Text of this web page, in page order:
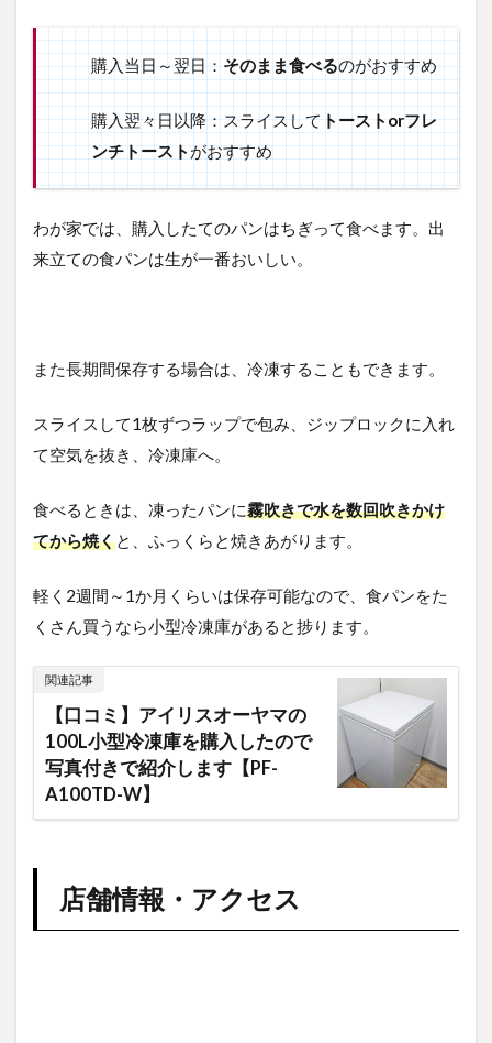
購入当日～翌日：そのまま食べるのがおすすめ
購入翌々日以降：スライスしてトーストorフレ
ンチトーストがおすすめ
わが家では、購入したてのパンはちぎって食べます。出
来立ての食パンは生が一番おいしい。
また長期間保存する場合は、冷凍することもできます。
スライスして1枚ずつラップで包み、ジップロックに入れ
て空気を抜き、冷凍庫へ。
食べるときは、凍ったパンに霧吹きで水を数回吹きかけ
てから焼くと、ふっくらと焼きあがります。
軽く2週間～1か月くらいは保存可能なので、食パンをた
くさん買うなら小型冷凍庫があると捗ります。
関連記事
【口コミ】アイリスオーヤマの
100L小型冷凍庫を購入したので
写真付きで紹介します【PF-
A100TD-W】
店舗情報・アクセス